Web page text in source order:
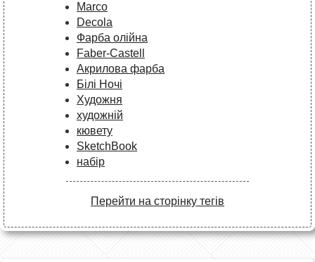
Marco
Decola
Фарба олійна
Faber-Castell
Акрилова фарба
Білі Ночі
Художня
художній
кювету
SketchBook
набір
Перейти на сторінку тегів